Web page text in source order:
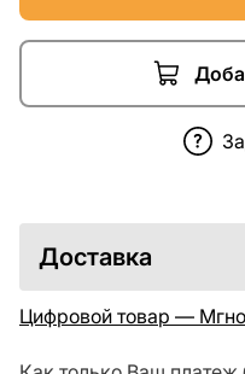
Доставка
Цифровой товар —